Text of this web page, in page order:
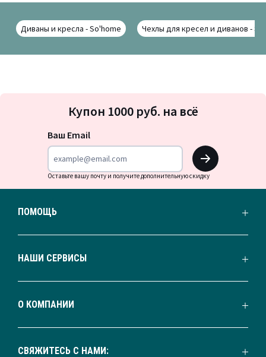
Диваны и кресла - So'home Чехлы для кресел и диванов -
на
Купон 1000 руб. на всё
Ваш Email
OK
Оставьте вашу почту и получите дополнительную скидку
ПОМОЩЬ
НАШИ СЕРВИСЫ
О КОМПАНИИ
СВЯЖИТЕСЬ С НАМИ: